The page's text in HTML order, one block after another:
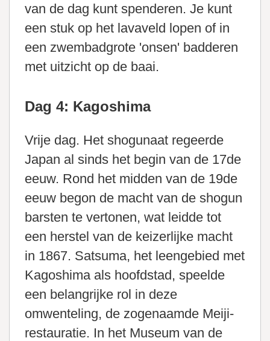
van de dag kunt spenderen. Je kunt
een stuk op het lavaveld lopen of in
een zwembadgrote 'onsen' badderen
met uitzicht op de baai.
Dag 4: Kagoshima
Vrije dag. Het shogunaat regeerde
Japan al sinds het begin van de 17de
eeuw. Rond het midden van de 19de
eeuw begon de macht van de shogun
barsten te vertonen, wat leidde tot
een herstel van de keizerlijke macht
in 1867. Satsuma, het leengebied met
Kagoshima als hoofdstad, speelde
een belangrijke rol in deze
omwenteling, de zogenaamde Meiji-
restauratie. In het Museum van de